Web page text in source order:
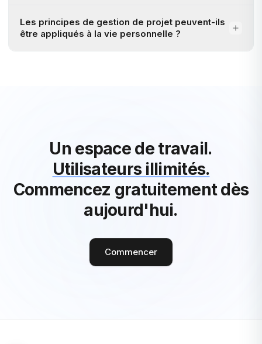
Les principes de gestion de projet peuvent-ils
être appliqués à la vie personnelle ?
Un espace de travail.
Utilisateurs illimités.
Commencez gratuitement dès
aujourd'hui.
Commencer